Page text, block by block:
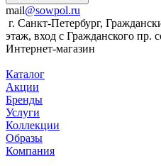
mail@sowpol.ru
г. Санкт-Петербург,
этаж, вход с Гражданского пр.
Интернет-магазин
Каталог
Акции
Бренды
Услуги
Коллекции
Образы
Компания